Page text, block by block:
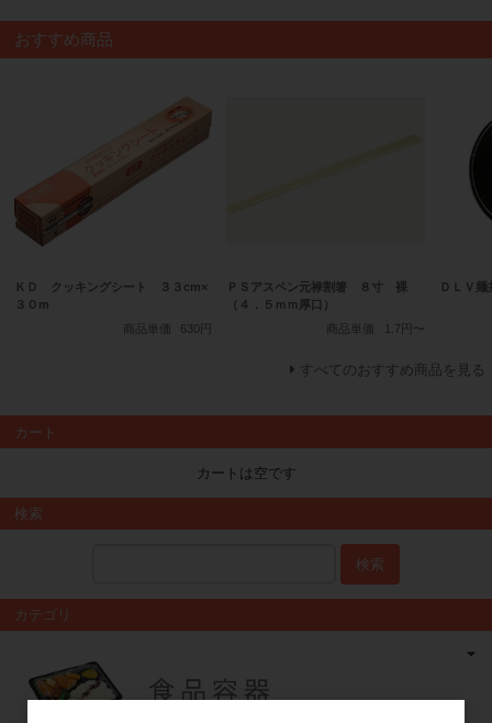
おすすめ商品
ＫＤ クッキングシート ３３cm×
３０m
商品単価
630円
ＰＳアスペン元禄割箸 ８寸 裸
（４．５ｍｍ厚口）
商品単価
1.7円〜
ＤＬＶ
すべてのおすすめ商品を見る
カート
カートは空です
検索
検索
カテゴリ